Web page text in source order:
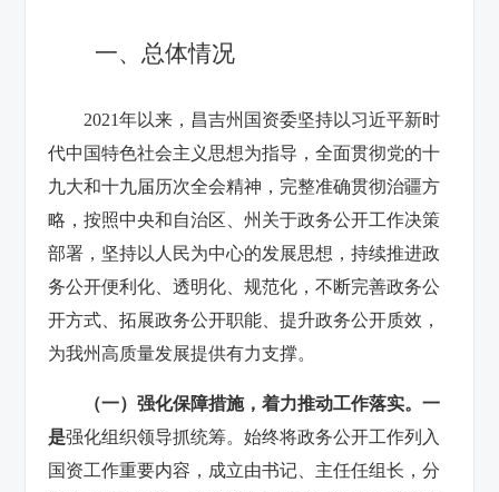
一、总体情况
2021年以来，昌吉州国资委坚持以习近平新时
代中国特色社会主义思想为指导，全面贯彻党的十
九大和十九届历次全会精神，完整准确贯彻治疆方
略，按照中央和自治区、州关于政务公开工作决策
部署，坚持以人民为中心的发展思想，持续推进政
务公开便利化、透明化、规范化，不断完善政务公
开方式、拓展政务公开职能、提升政务公开质效，
为我州高质量发展提供有力支撑。
（一）强化保障措施，着力推动工作落实。一
是强化组织领导抓统筹。始终将政务公开工作列入
国资工作重要内容，成立由书记、主任任组长，分